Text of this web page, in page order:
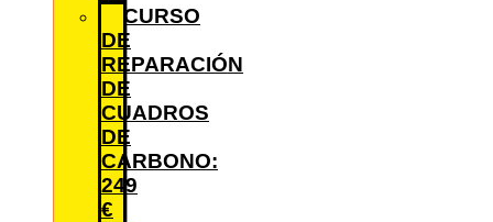
CURSO
DE
REPARACIÓN
DE
CUADROS
DE
CARBONO:
249
€